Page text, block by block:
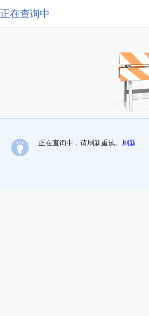
正在查询中
正在查询中，请刷新重试。 刷新